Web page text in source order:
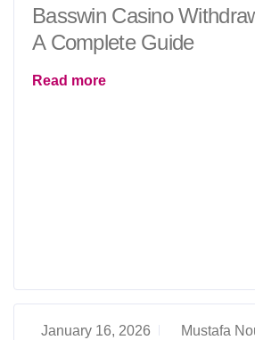
Basswin Casino
A Complete Guide
Read more
January 16, 2026
Mustafa